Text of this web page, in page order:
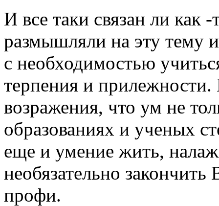
И все таки связан ли
размышляли на эту тему
с необходимостью
терпения и
возражения, что ум не
образованиях и ученых
еще и умение жить,
необязательно
профи.